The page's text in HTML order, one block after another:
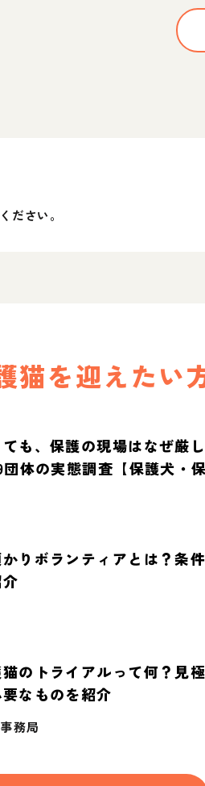
ださい。
猫を迎えたい
も、保護の現場はなぜ厳
団体の実態調査【保護犬・
かりボランティアとは？条
のトライアルって何？見
なものを紹介
務局